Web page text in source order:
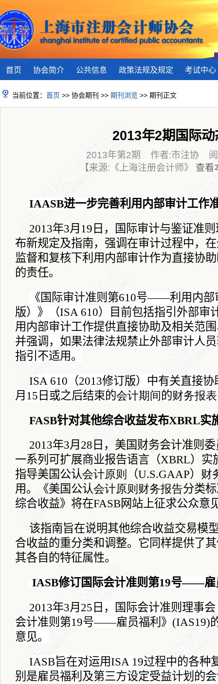
首页 协会简介 公共信息 政策法规及规定 考试中心
当前位置： 首页 >> 协会期刊 >> 期刊浏览 >> 期刊正文
2013年2期国际动
2013年第2期 作者:市注协 阅
【来源:《上海注册会计师》 查看
IAASB进一步完善利用内部审计工作
2013年3月 19 日 ，国际审计与鉴证准
布新规定及指南，强调在审计过程中，
监督和复核下利用内部审计作为直接协
的责任。
《国际审计准则第610号——利用内部
版）》（ISA 610）目前包括指引外部审
用内部审计工作提供直接协助及相关范
并强调，如果法律法规禁止外部审计人
指引不适用。
ISA 610 （2013修订版）中有关直接协
月 15 日 或之后结束的会计期间的财务报表
FASB针对其他综合收益发布XBRL实
2013年3月 28 日 ，美国财务会计准则
一系列可扩展商业报告语言（XBRL）实
指导美国公认会计原则 （U.S.GAAP） 财
用。《美国公认会计原则 财务报告分类
综合收益》将在FASB网站上征求公众意
该指南旨在说明其他综合收益交易模
合收益的重分类和调整。它同样提供了
其各自的特征属性。
IASB修订国际会计准则第19号——雇
2013年3月 25 日，国际会计准则理事
会计准则第19号——雇员福利》 (IAS19)
意见。
IASB旨在对运用ISA 19过程中的各种
别是雇员福利及第三方设定受益计划的